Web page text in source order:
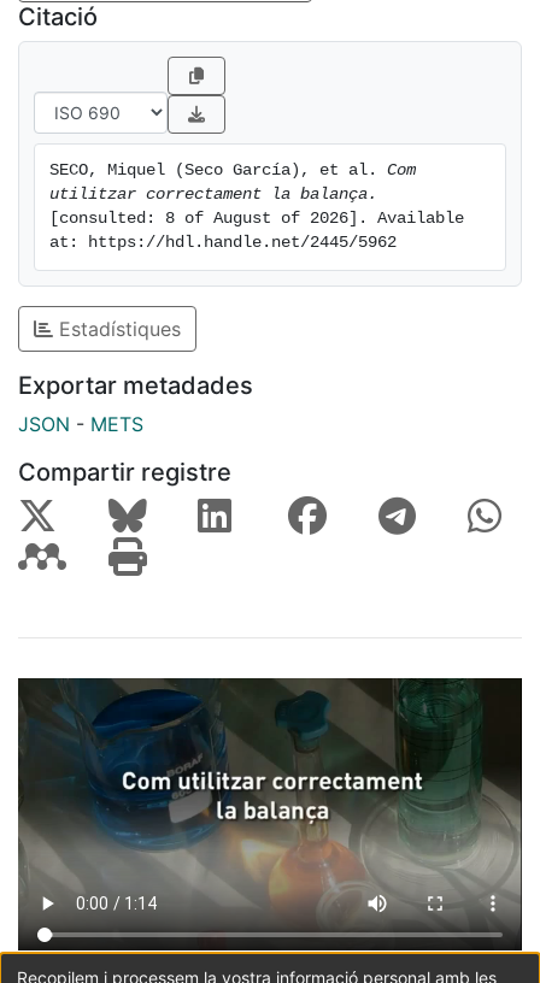
Citació
SECO, Miquel (Seco García), et al. Com
utilitzar correctament la balança.
[consulted: 8 of August of 2026]. Available
at: https://hdl.handle.net/2445/5962
Estadístiques
Exportar metadades
JSON - METS
Compartir registre
Recopilem i processem la vostra informació personal amb les